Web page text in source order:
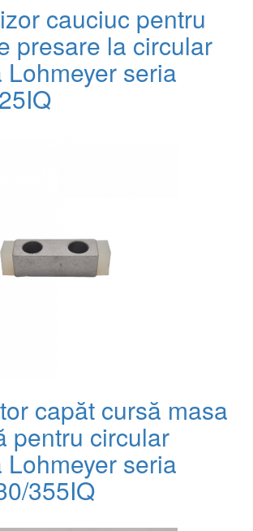
cauciuc pentru
presare la circular
Lohmeyer seria
capăt cursă masa
pentru circular
Lohmeyer seria
355IQ